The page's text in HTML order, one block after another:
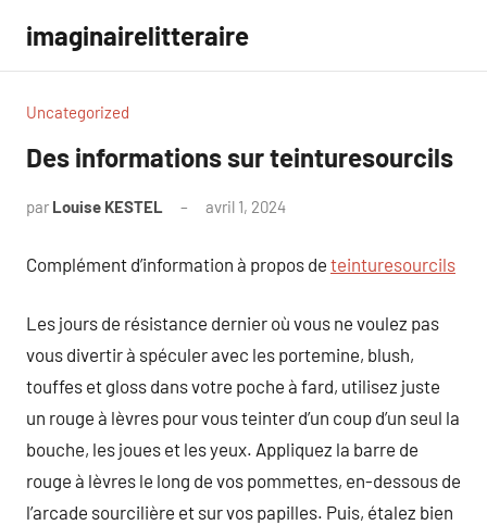
contenu
imaginairelitteraire
Uncategorized
Des informations sur teinturesourcils
par Louise KESTEL avril 1, 2024
Complément d’information à propos de teinturesourcils
Les jours de résistance dernier où vous ne voulez pas
vous divertir à spéculer avec les portemine, blush,
touffes et gloss dans votre poche à fard, utilisez juste
un rouge à lèvres pour vous teinter d’un coup d’un seul la
bouche, les joues et les yeux. Appliquez la barre de
rouge à lèvres le long de vos pommettes, en-dessous de
l’arcade sourcilière et sur vos papilles. Puis, étalez bien